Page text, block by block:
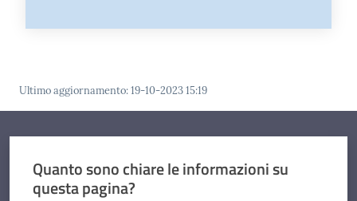
Ultimo aggiornamento:19-10-2023 15:19
Quanto sono chiare le informazioni su
questa pagina?